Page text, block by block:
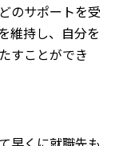
のサポートを受
維持し、自分を
すことができ